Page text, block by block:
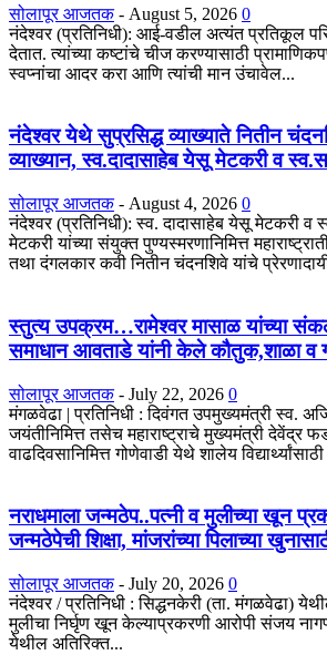
सोलापूर आजतक - August 5, 2026 0
नंदेश्वर (प्रतिनिधी): आई-वडील अत्यंत प्रतिकूल
देतात. त्यांच्या कष्टांचे चीज करण्यासाठी
स्वप्नांचा आदर करा आणि त्यांची मान उंचावेल...
नंदेश्वर येथे सुप्रसिद्ध व्याख्याते नितीन
व्याख्यान, स्व.दादासाहेब येसू मेटकरी व
सोलापूर आजतक - August 4, 2026 0
नंदेश्वर (प्रतिनिधी): स्व. दादासाहेब येसू मेटकरी व
मेटकरी यांच्या संयुक्त पुण्यस्मरणानिमित्त
तथा दंगलकार कवी नितीन चंदनशिवे यांचे
स्तुत्य उपक्रम…रामेश्वर मासाळ यांच्या
समाधान आवताडे यांनी केले कौतुक,शाळा व
सोलापूर आजतक - July 22, 2026 0
मंगळवेढा | प्रतिनिधी : दिवंगत उपमुख्यमंत्री स्व.
जयंतीनिमित्त तसेच महाराष्ट्राचे मुख्यमंत्री देवेंद्र
वाढदिवसानिमित्त गोणेवाडी येथे शालेय
नराधमाला जन्मठेप..पत्नी व मुलीच्या खून
जन्मठेपेची शिक्षा, मांजरांच्या पिलाच्या
सोलापूर आजतक - July 20, 2026 0
नंदेश्वर / प्रतिनिधी : सिद्धनकेरी (ता. मंगळवेढा)
मुलीचा निर्घृण खून केल्याप्रकरणी आरोपी संजय
येथील अतिरिक्त...